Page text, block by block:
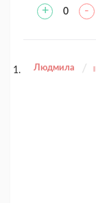
+ 0 -
Людмила